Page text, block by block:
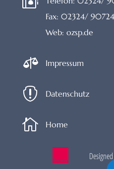
Fax: 02324/ 90724
Web: ozsp.de
 Impressum
 Datenschutz
 Home